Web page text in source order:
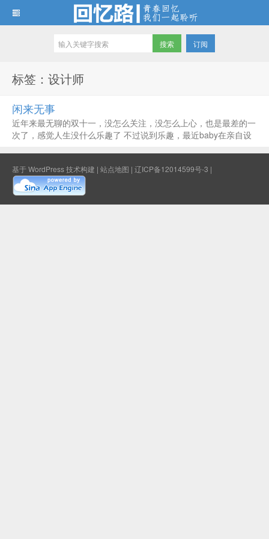
订阅
标签：设计师
闲来无事
近年来最无聊的双十一，没怎么关注，没怎么上心，也是最差的一
次了，感觉人生没什么乐趣了 不过说到乐趣，最近baby在亲自设
面涉及到...
基于WordPress技术构建 | 站点地图 | 辽ICP备12014599号-3 |